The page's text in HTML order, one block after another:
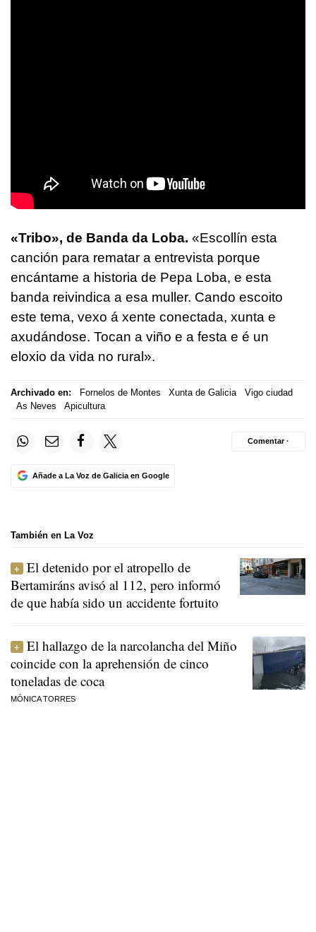
«Tribo», de Banda da Loba. «Escollín esta
canción para rematar a entrevista porque
encántame a historia de Pepa Loba, e esta
banda reivindica a esa muller. Cando escoito
este tema, vexo á xente conectada, xunta e
axudándose. Tocan a viño e a festa e é un
eloxio da vida no rural».
Archivado en: Fornelos de Montes Xunta de Galicia
Vigo ciudad
As Neves
Apicultura
Añade a La Voz de Galicia en Google
Comentar ·
También en La Voz
El detenido por el atropello de
Bertamiráns avisó al 112, pero informó
de que había sido un accidente fortuito
El hallazgo de la narcolancha del Miño
coincide con la aprehensión de cinco
toneladas de coca
MÓNICA TORRES